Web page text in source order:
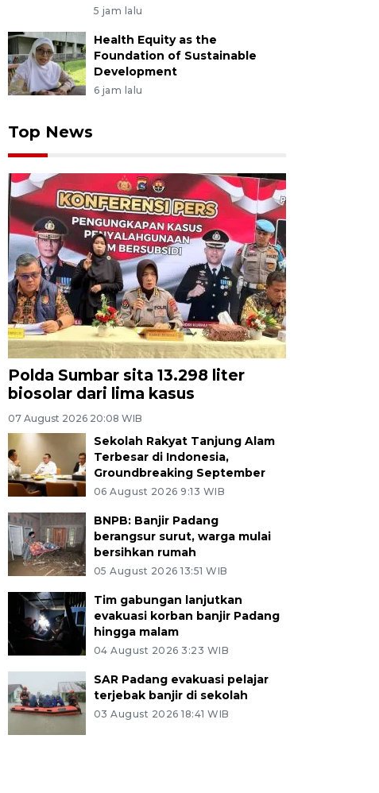
5 jam lalu
Health Equity as the
Foundation of Sustainable
Development
6 jam lalu
Top News
Polda Sumbar sita 13.298 liter
biosolar dari lima kasus
07 August 2026 20:08 WIB
Sekolah Rakyat Tanjung Alam
Terbesar di Indonesia,
Groundbreaking September
06 August 2026 9:13 WIB
BNPB: Banjir Padang
berangsur surut, warga mulai
bersihkan rumah
05 August 2026 13:51 WIB
Tim gabungan lanjutkan
evakuasi korban banjir Padang
hingga malam
04 August 2026 3:23 WIB
SAR Padang evakuasi pelajar
terjebak banjir di sekolah
03 August 2026 18:41 WIB